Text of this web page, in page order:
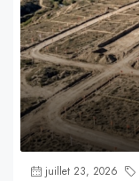
juillet 23, 2026